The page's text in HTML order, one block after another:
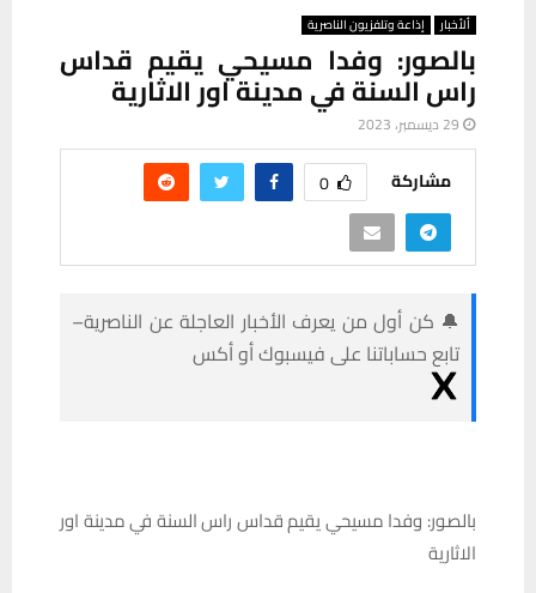
ألأخبار إذاعة وتلفزيون الناصرية
بالصور: وفدا مسيحي يقيم قداس
راس السنة في مدينة اور الاثارية
29 ديسمبر، 2023
مشاركة 0
🔔 كن أول من يعرف الأخبار العاجلة عن الناصرية–
تابع حساباتنا على فيسبوك أو أكس
بالصور: وفدا مسيحي يقيم قداس راس السنة في مدينة اور
الاثارية